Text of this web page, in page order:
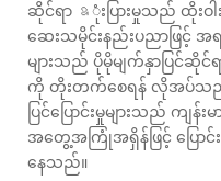
ဆိုင်ရာ ឧုံးပြားမှုသည် ထိုးဝါးမ
ဆေးသမိုင်းနည်းပညာဖြင့် အ
များသည် ပိုမိုမျက်နှာပြင်ဆို
ကို တိုးတက်စေရန် လိုအပ်သည်၊
ပြင်ပြောင်းမှုများသည် ကျန်
အတွေ့အကြုံအရှိန်ဖြင့် ပြောင်
နေသည်။